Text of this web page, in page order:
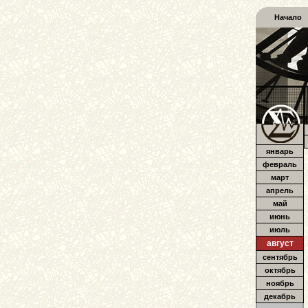
Начало
январь
февраль
март
апрель
май
июнь
июль
август
сентябрь
октябрь
ноябрь
декабрь